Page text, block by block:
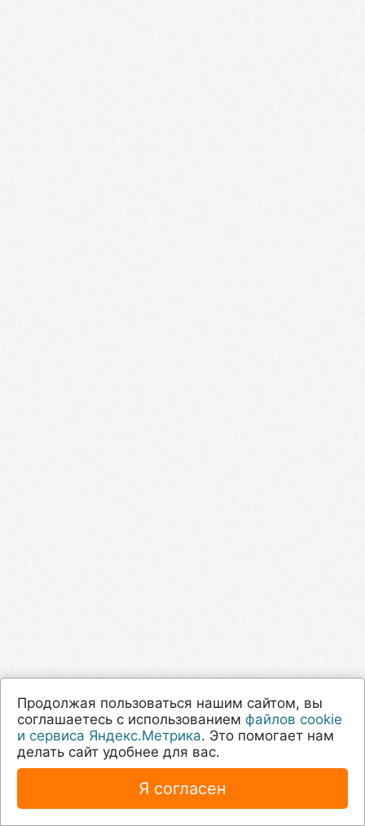
Продолжая пользоваться нашим сайтом, вы
соглашаетесь с использованием файлов cookie
и сервиса Яндекс.Метрика. Это помогает нам
делать сайт удобнее для вас.
Я согласен